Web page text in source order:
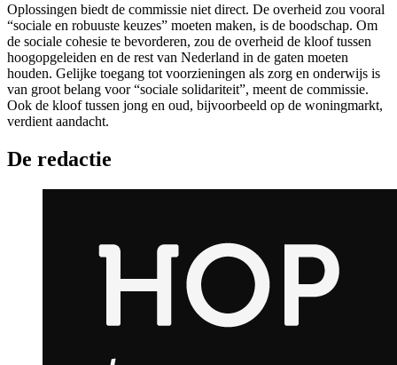
Oplossingen biedt de commissie niet direct. De overheid zou vooral
“sociale en robuuste keuzes” moeten maken, is de boodschap. Om
de sociale cohesie te bevorderen, zou de overheid de kloof tussen
hoogopgeleiden en de rest van Nederland in de gaten moeten
houden. Gelijke toegang tot voorzieningen als zorg en onderwijs is
van groot belang voor “sociale solidariteit”, meent de commissie.
Ook de kloof tussen jong en oud, bijvoorbeeld op de woningmarkt,
verdient aandacht.
De redactie